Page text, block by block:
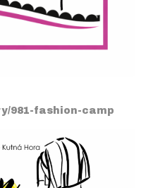
981-fashion-camp